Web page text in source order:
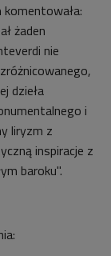
żaden
nie
dzieła
i
liryzm z
inspiracje z
baroku".